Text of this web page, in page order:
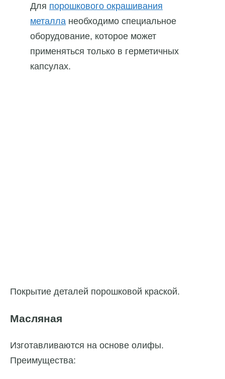
Для порошкового окрашивания
металла необходимо специальное
оборудование, которое может
применяться только в герметичных
капсулах.
Покрытие деталей порошковой краской.
Масляная
Изготавливаются на основе олифы.
Преимущества: